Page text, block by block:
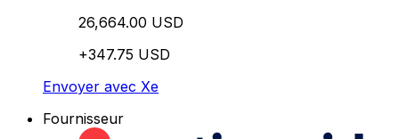
26,664.00 USD
+347.75 USD
Envoyer avec Xe
Fournisseur